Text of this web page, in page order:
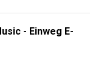
- Einweg E-